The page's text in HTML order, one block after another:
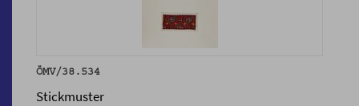
ÖMV/38.534
Stickmuster